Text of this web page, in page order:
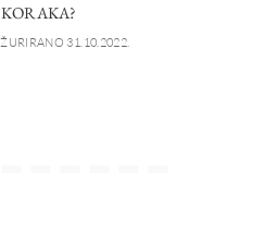
31.10.2022.